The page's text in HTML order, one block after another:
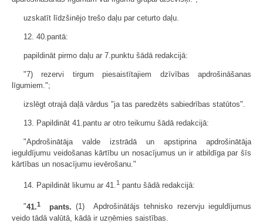
uzskatīt līdzšinējo trešo daļu par ceturto daļu.
12. 40.pantā:
papildināt pirmo daļu ar 7.punktu šādā redakcijā:
"7) rezervi tirgum piesaistītajiem dzīvības apdrošināšanas
līgumiem.";
izslēgt otrajā daļā vārdus "ja tas paredzēts sabiedrības statūtos".
13. Papildināt 41.pantu ar otro teikumu šādā redakcijā:
"Apdrošinātāja valde izstrādā un apstiprina apdrošinātāja
ieguldījumu veidošanas kārtību un nosacījumus un ir atbildīga par šīs
kārtības un nosacījumu ievērošanu."
14. Papildināt likumu ar 41.1 pantu šādā redakcijā:
"41.1 pants. (1) Apdrošinātājs tehnisko rezervju ieguldījumus
veido tādā valūtā, kādā ir uzņēmies saistības.